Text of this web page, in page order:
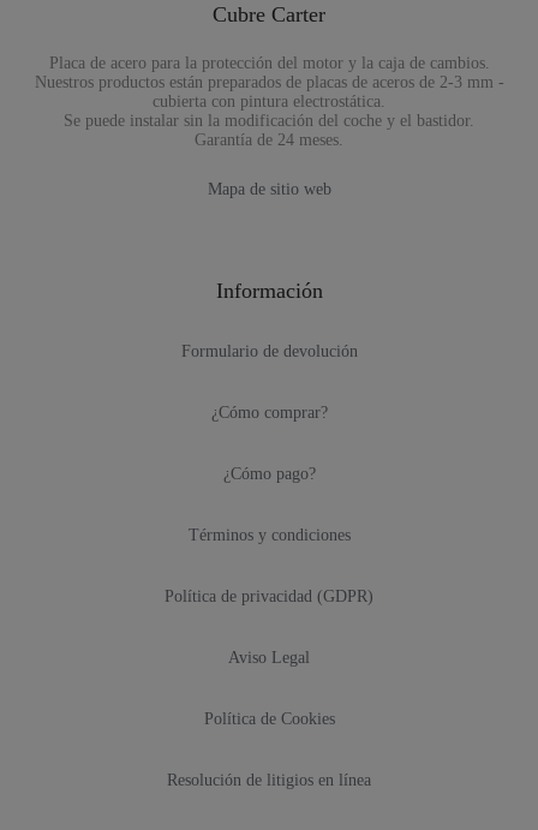
Cubre Carter
Placa de acero para la protección del motor y la caja de cambios.
Nuestros productos están preparados de placas de aceros de 2-3 mm -
cubierta con pintura electrostática.
Se puede instalar sin la modificación del coche y el bastidor.
Garantía de 24 meses.
Mapa de sitio web
Información
Formulario de devolución
¿Cómo comprar?
¿Cómo pago?
Términos y condiciones
Política de privacidad (GDPR)
Aviso Legal
Política de Cookies
Resolución de litigios en línea